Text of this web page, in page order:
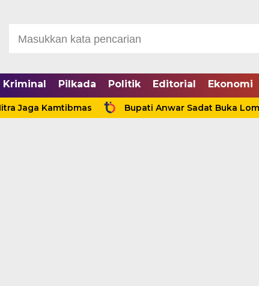
Kriminal Pilkada Politik Editorial Ekonomi
Kamtibmas Bupati Anwar Sadat Buka Lomba